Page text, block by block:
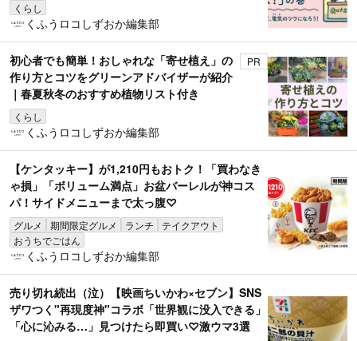
くらし
くふうロコしずおか編集部
初心者でも簡単！おしゃれな「寄せ植え」の
作り方とコツをグリーンアドバイザーが紹介
｜春夏秋冬のおすすめ植物リスト付き
くらし
PR
くふうロコしずおか編集部
【ケンタッキー】が1,210円もおトク！「買わなき
ゃ損」「ボリューム満点」お盆バーレルが神コス
パ！サイドメニューまで太っ腹♡
グルメ 期間限定グルメ ランチ
テイクアウト
おうちでごはん
くふうロコしずおか編集部
売り切れ続出（泣）【映画ちいかわ×セブン】SNS
ザワつく"再現度神"コラボ「世界観に没入できる」
「心に沁みる…」見つけたら即買い♡激ウマ3選